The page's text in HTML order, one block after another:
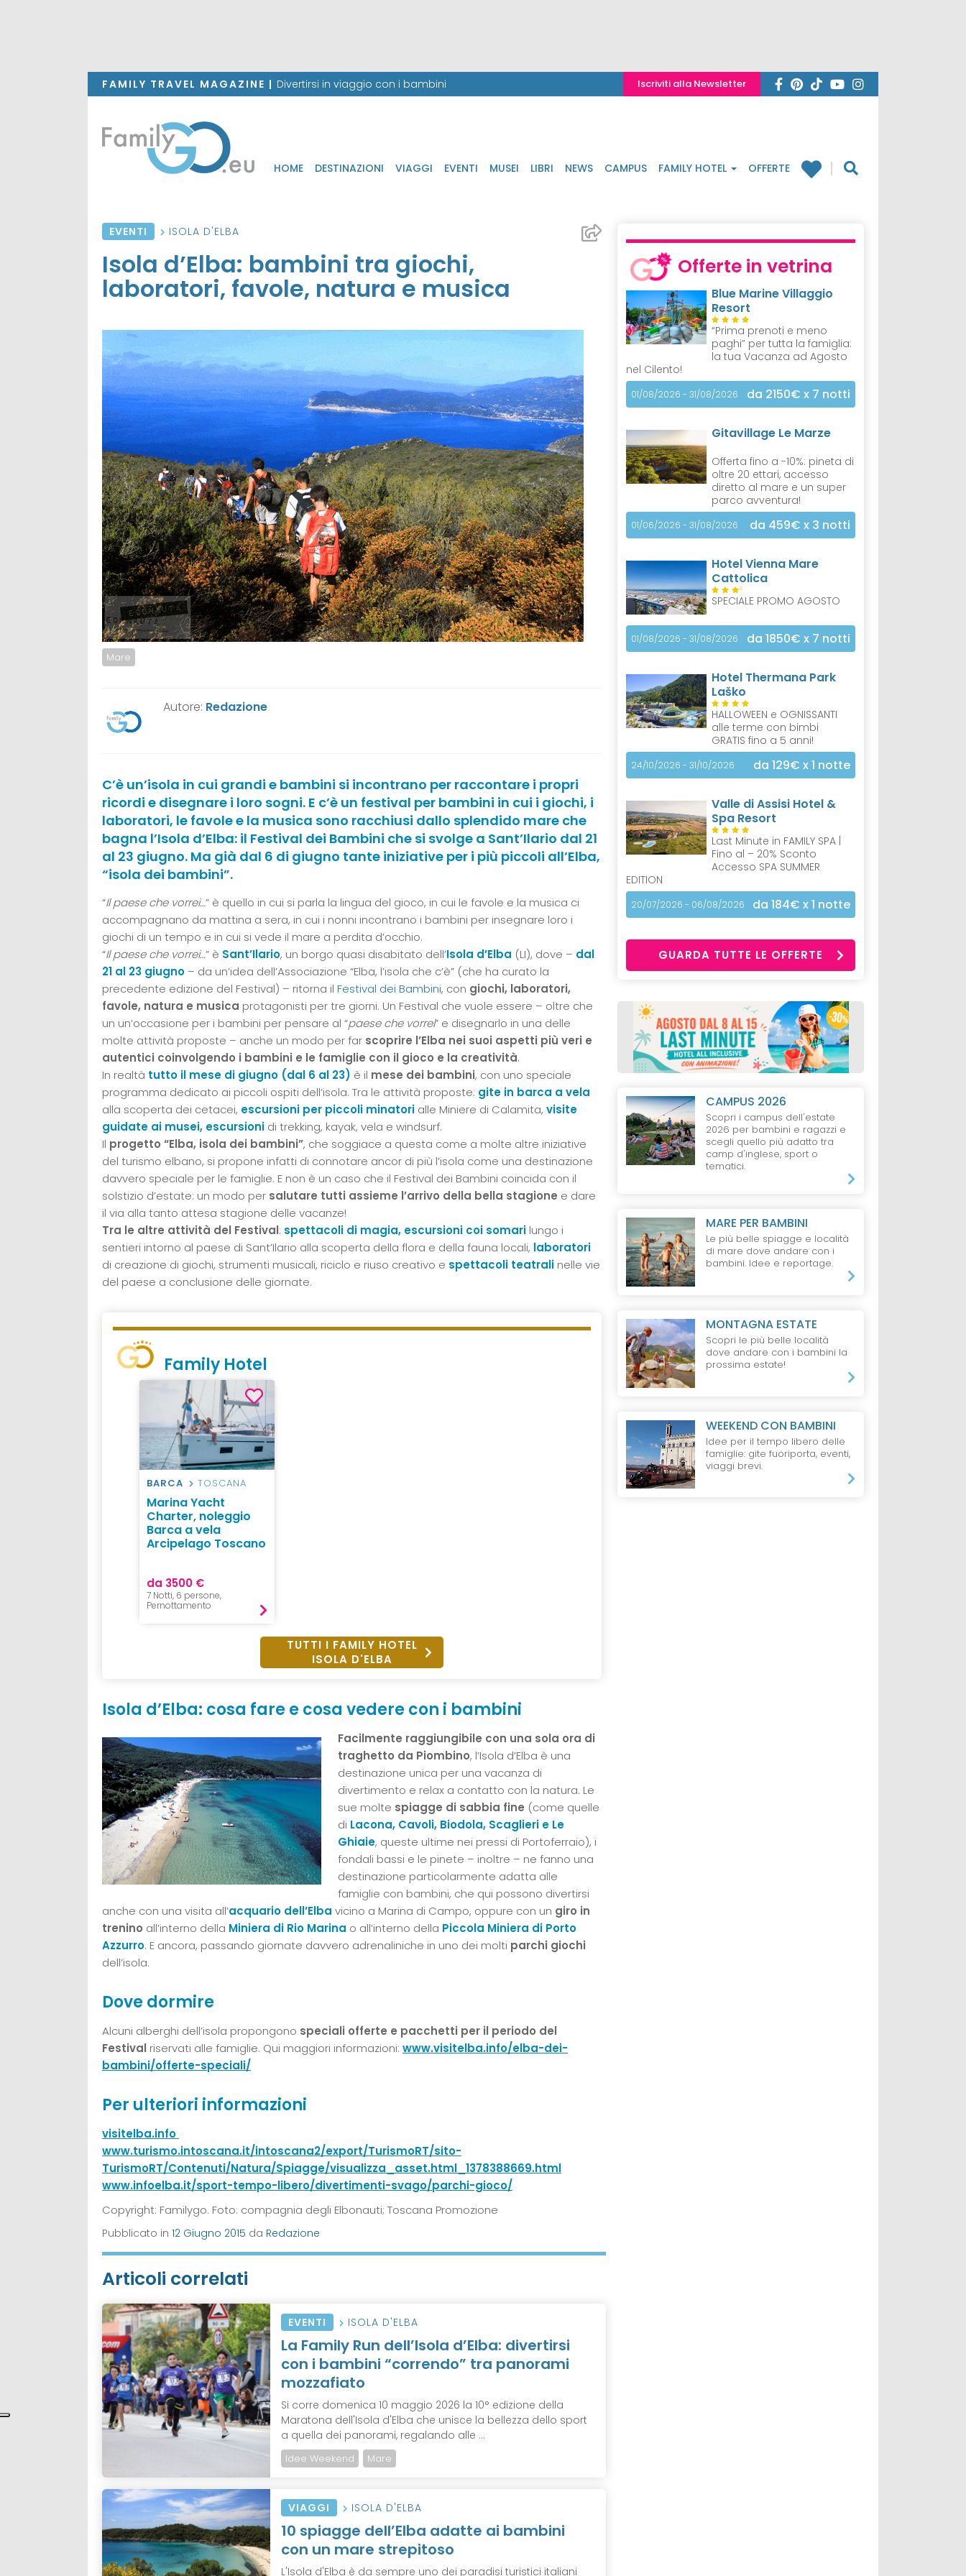
FAMILY TRAVEL MAGAZINE | Divertirsi in viaggio con i bambini Iscriviti alla Newsletter
HOME DESTINAZIONI VIAGGI EVENTI MUSEI LIBRI NEWS CAMPUS FAMILY HOTEL OFFERTE
EVENTI ISOLA D'ELBA
Isola d’Elba: bambini tra giochi,
laboratori, favole, natura e musica
Mare
Autore: Redazione
C’è un’isola in cui grandi e bambini si incontrano per raccontare i propri
ricordi e disegnare i loro sogni. E c’è un festival per bambini in cui i giochi, i
laboratori, le favole e la musica sono racchiusi dallo splendido mare che
bagna l’Isola d’Elba: il Festival dei Bambini che si svolge a Sant’Ilario dal 21
al 23 giugno. Ma già dal 6 di giugno tante iniziative per i più piccoli all’Elba,
“isola dei bambini”.
“Il paese che vorrei…” è quello in cui si parla la lingua del gioco, in cui le favole e la musica ci
accompagnano da mattina a sera, in cui i nonni incontrano i bambini per insegnare loro i
giochi di un tempo e in cui si vede il mare a perdita d’occhio.
“Il paese che vorrei…” è Sant’Ilario, un borgo quasi disabitato dell’Isola d’Elba (LI), dove – dal
21 al 23 giugno – da un’idea dell’Associazione “Elba, l’isola che c’è” (che ha curato la
precedente edizione del Festival) – ritorna il Festival dei Bambini, con giochi, laboratori,
favole, natura e musica protagonisti per tre giorni. Un Festival che vuole essere – oltre che
un un’occasione per i bambini per pensare al “paese che vorrei” e disegnarlo in una delle
molte attività proposte – anche un modo per far scoprire l’Elba nei suoi aspetti più veri e
autentici coinvolgendo i bambini e le famiglie con il gioco e la creatività.
In realtà tutto il mese di giugno (dal 6 al 23) è il mese dei bambini, con uno speciale
programma dedicato ai piccoli ospiti dell’isola. Tra le attività proposte: gite in barca a vela
alla scoperta dei cetacei, escursioni per piccoli minatori alle Miniere di Calamita, visite
guidate ai musei, escursioni di trekking, kayak, vela e windsurf.
Il progetto “Elba, isola dei bambini”, che soggiace a questa come a molte altre iniziative
del turismo elbano, si propone infatti di connotare ancor di più l’isola come una destinazione
davvero speciale per le famiglie. E non è un caso che il Festival dei Bambini coincida con il
solstizio d’estate: un modo per salutare tutti assieme l’arrivo della bella stagione e dare
il via alla tanto attesa stagione delle vacanze!
Tra le altre attività del Festival: spettacoli di magia, escursioni coi somari lungo i
sentieri intorno al paese di Sant’Ilario alla scoperta della flora e della fauna locali, laboratori
di creazione di giochi, strumenti musicali, riciclo e riuso creativo e spettacoli teatrali nelle vie
del paese a conclusione delle giornate.
Family Hotel
BARCA TOSCANA
Marina Yacht
Charter, noleggio
Barca a vela
Arcipelago Toscano
da 3500 €
7 Notti, 6 persone,
Pernottamento
TUTTI I FAMILY HOTEL
ISOLA D'ELBA
Isola d’Elba: cosa fare e cosa vedere con i bambini
Facilmente raggiungibile con una sola ora di
traghetto da Piombino, l’Isola d’Elba è una
destinazione unica per una vacanza di
divertimento e relax a contatto con la natura. Le
sue molte spiagge di sabbia fine (come quelle
di Lacona, Cavoli, Biodola, Scaglieri e Le
Ghiaie, queste ultime nei pressi di Portoferraio), i
fondali bassi e le pinete – inoltre – ne fanno una
destinazione particolarmente adatta alle
famiglie con bambini, che qui possono divertirsi
anche con una visita all’acquario dell’Elba vicino a Marina di Campo, oppure con un giro in
trenino all’interno della Miniera di Rio Marina o all’interno della Piccola Miniera di Porto
Azzurro. E ancora, passando giornate davvero adrenaliniche in uno dei molti parchi giochi
dell’isola.
Dove dormire
Alcuni alberghi dell’isola propongono speciali offerte e pacchetti per il periodo del
Festival riservati alle famiglie. Qui maggiori informazioni: www.visitelba.info/elba-dei-
bambini/offerte-speciali/
Per ulteriori informazioni
visitelba.info
www.turismo.intoscana.it/intoscana2/export/TurismoRT/sito-
TurismoRT/Contenuti/Natura/Spiagge/visualizza_asset.html_1378388669.html
www.infoelba.it/sport-tempo-libero/divertimenti-svago/parchi-gioco/
Copyright: Familygo. Foto: compagnia degli Elbonauti; Toscana Promozione
Pubblicato in 12 Giugno 2015 da Redazione
Articoli correlati
EVENTI ISOLA D'ELBA
La Family Run dell’Isola d’Elba: divertirsi
con i bambini “correndo” tra panorami
mozzafiato
Si corre domenica 10 maggio 2026 la 10° edizione della
Maratona dell'Isola d'Elba che unisce la bellezza dello sport
a quella dei panorami, regalando alle ...
Idee Weekend Mare
VIAGGI ISOLA D'ELBA
10 spiagge dell’Elba adatte ai bambini
con un mare strepitoso
L'Isola d'Elba è da sempre uno dei paradisi turistici italiani
Offerte in vetrina
Blue Marine Villaggio
Resort
“Prima prenoti e meno
paghi” per tutta la famiglia:
la tua Vacanza ad Agosto
nel Cilento!
01/08/2026 - 31/08/2026 da 2150€ x 7 notti
Gitavillage Le Marze
Offerta fino a -10%: pineta di
oltre 20 ettari, accesso
diretto al mare e un super
parco avventura!
01/06/2026 - 31/08/2026 da 459€ x 3 notti
Hotel Vienna Mare
Cattolica
S
SPECIALE PROMO AGOSTO
01/08/2026 - 31/08/2026 da 1850€ x 7 notti
Hotel Thermana Park
Laško
HALLOWEEN e OGNISSANTI
alle terme con bimbi
GRATIS fino a 5 anni!
24/10/2026 - 31/10/2026 da 129€ x 1 notte
Valle di Assisi Hotel &
Spa Resort
Last Minute in FAMILY SPA |
Fino al – 20% Sconto
Accesso SPA SUMMER
EDITION
20/07/2026 - 06/08/2026 da 184€ x 1 notte
GUARDA TUTTE LE OFFERTE
CAMPUS 2026
Scopri i campus dell'estate
2026 per bambini e ragazzi e
scegli quello più adatto tra
camp d'inglese, sport o
tematici.
MARE PER BAMBINI
Le più belle spiagge e località
di mare dove andare con i
bambini. Idee e reportage.
MONTAGNA ESTATE
Scopri le più belle località
dove andare con i bambini la
prossima estate!
WEEKEND CON BAMBINI
Idee per il tempo libero delle
famiglie: gite fuoriporta, eventi,
viaggi brevi.